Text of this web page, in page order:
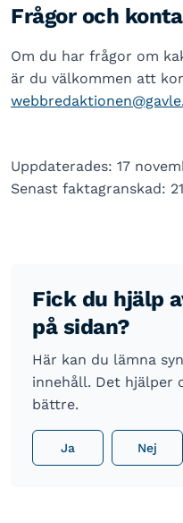
Frågor och
Om du har frågor om
är du välkommen att
Uppdaterades: 17
Senast faktagranskad:
Fick du hjälp
på sidan?
Här kan du lämna
innehåll. Det hjälper
bättre.
Ja Nej